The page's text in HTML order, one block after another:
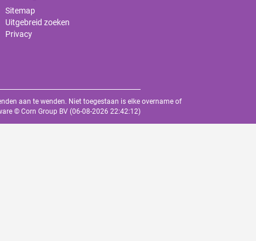
Sitemap
Uitgebreid zoeken
Privacy
aan te wenden. Niet toegestaan is elke overname of
© Corn Group BV(06-08-2026 22:42:12)